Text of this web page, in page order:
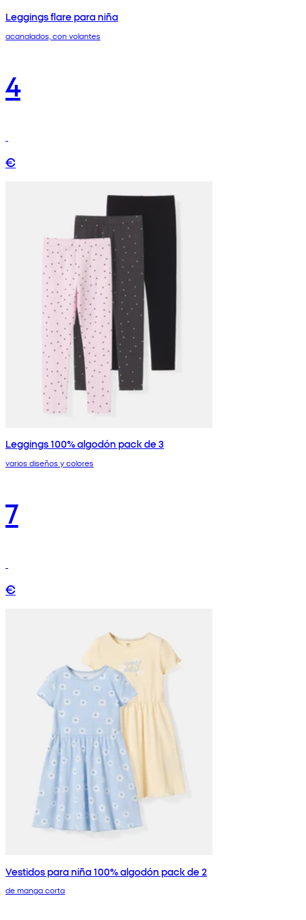
Leggings flare para niña
acanalados, con volantes
4
€
Leggings 100% algodón pack de 3
varios diseños y colores
7
€
Vestidos para niña 100% algodón pack de 2
de manga corta